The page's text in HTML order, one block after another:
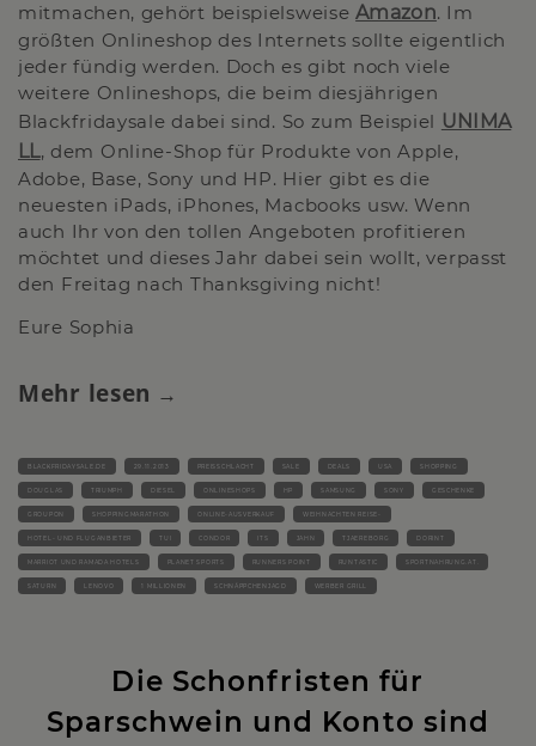
mitmachen, gehört beispielsweiseAmazon. Im
größten Onlineshop des Internets sollte eigentlich
jeder fündig werden. Doch es gibt noch viele
weitere Onlineshops, die beim diesjährigen
Blackfridaysale dabei sind. So zum Beispiel UNIMA
LL, dem Online-Shop für Produkte von Apple,
Adobe, Base, Sony und HP. Hier gibt es die
neuesten iPads, iPhones, Macbooks usw. Wenn
auch Ihr von den tollen Angeboten profitieren
möchtet und dieses Jahr dabei sein wollt, verpasst
den Freitag nach Thanksgiving nicht!
Eure Sophia
Mehr lesen
BLACKFRIDAYSALE.DE 29.11.2013 PREISSCHLACHT SALE DEALS USA SHOPPING
DOUGLAS TRIUMPH DIESEL ONLINESHOPS HP SAMSUNG SONY GESCHENKE
GROUPON SHOPPINGMARATHON ONLINE-AUSVERKAUF WEIHNACHTEN REISE-
HOTEL- UND FLUGANBIETER TUI CONDOR ITS JAHN TJAEREBORG DORINT
MARRIOT UND RAMADA HOTELS PLANET SPORTS RUNNERS POINT RUNTASTIC SPORTNAHRUNG.AT.
SATURN LENOVO 1 MILLIONEN SCHNÄPPCHENJAGD WERBER GRILL
Die Schonfristen für
Sparschwein und Konto sind